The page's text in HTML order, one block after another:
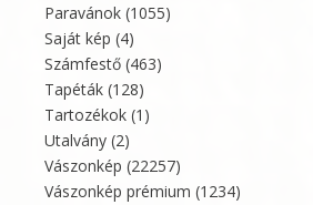
Paravánok (1055)
Saját kép (4)
Számfestő (463)
Tapéták (128)
Tartozékok (1)
Utalvány (2)
Vászonkép (22257)
Vászonkép prémium (1234)